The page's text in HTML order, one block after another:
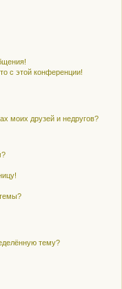
с этой конференции!
моих друзей и недругов?
тему?